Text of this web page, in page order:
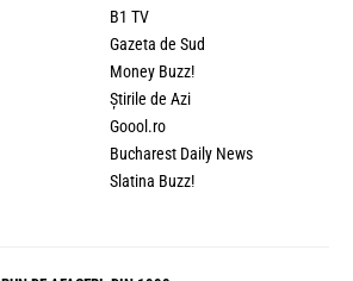
B1 TV
Gazeta de Sud
Money Buzz!
Știrile de Azi
Goool.ro
Bucharest Daily News
Slatina Buzz!